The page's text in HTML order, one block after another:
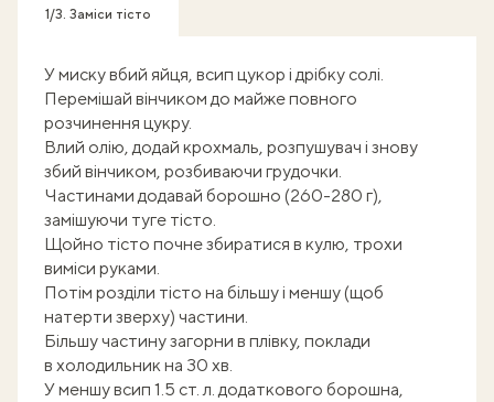
1/3. Заміси тісто
У миску вбий яйця, всип цукор і дрібку солі.
Перемішай вінчиком до майже повного
розчинення цукру.
Влий олію, додай крохмаль, розпушувач і знову
збий вінчиком, розбиваючи грудочки.
Частинами додавай борошно (260-280 г),
замішуючи туге тісто.
Щойно тісто почне збиратися в кулю, трохи
виміси руками.
Потім розділи тісто на більшу і меншу (щоб
натерти зверху) частини.
Більшу частину загорни в плівку, поклади
в холодильник на 30 хв.
У меншу всип 1.5 ст. л. додаткового борошна,